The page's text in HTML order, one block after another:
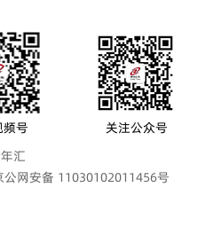
号
关注公众号
汇
公网安备 11030102011456号